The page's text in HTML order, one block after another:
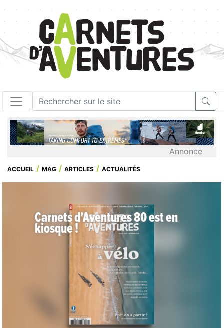
Annonce
ACCUEIL MAG ARTICLES ACTUALITÉS
Carnets d'Aventures 80 est en
kiosque !